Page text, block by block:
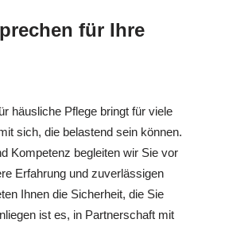
für Ihre
häusliche Pflege bringt für viele
sich, die belastend sein können.
Kompetenz begleiten wir Sie vor
Erfahrung und zuverlässigen
Ihnen die Sicherheit, die Sie
ist es, in Partnerschaft mit